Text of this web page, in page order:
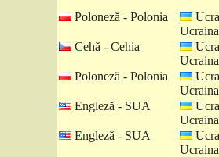
Poloneză - Polonia
Ucraina
Cehă - Cehia
Ucraina
Poloneză - Polonia
Ucraina
Engleză - SUA
Ucraina
Engleză - SUA
Ucraina